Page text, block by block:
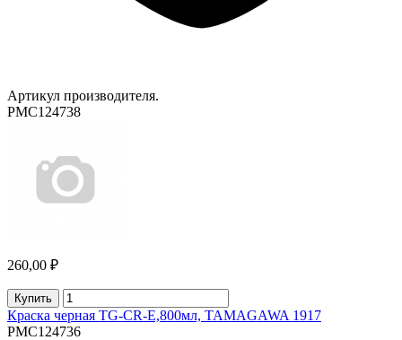
Артикул производителя.
PMC124738
260,00 ₽
Купить
Краска черная TG-CR-E,800мл, TAMAGAWA 1917
PMC124736